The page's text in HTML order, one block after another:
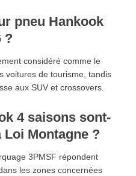
pneu Hankook
?
considéré comme le
voitures de tourisme, tandis
aux SUV et crossovers.
4 saisons sont-
Montagne ?
3PMSF répondent
les zones concernées